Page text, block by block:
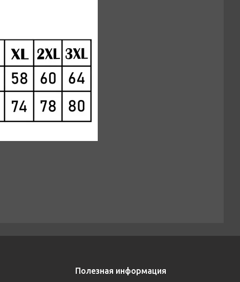
Полезная информация